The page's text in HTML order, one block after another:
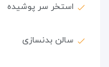
استخر سر پوشیده
سالن بدنسازی